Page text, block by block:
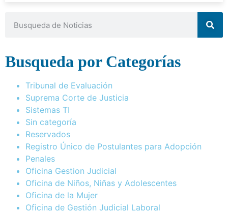
Busqueda por Categorías
Tribunal de Evaluación
Suprema Corte de Justicia
Sistemas TI
Sin categoría
Reservados
Registro Único de Postulantes para Adopción
Penales
Oficina Gestion Judicial
Oficina de Niños, Niñas y Adolescentes
Oficina de la Mujer
Oficina de Gestión Judicial Laboral